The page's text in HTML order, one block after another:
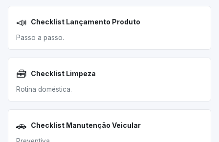
📣 Checklist Lançamento Produto
Passo a passo.
🧰 Checklist Limpeza
Rotina doméstica.
🚗 Checklist Manutenção Veicular